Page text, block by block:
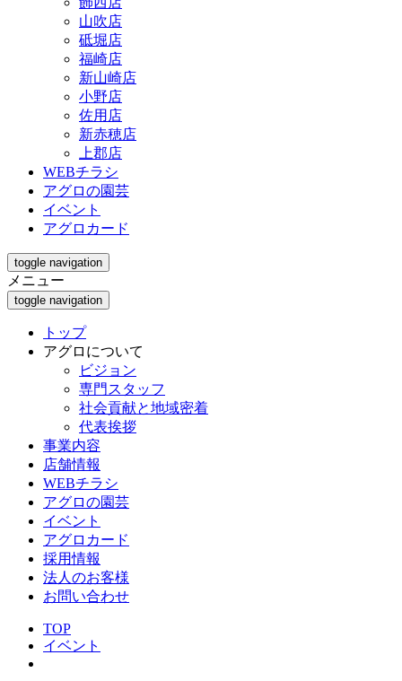
山吹店
砥堀店
福崎店
新山崎店
小野店
佐用店
新赤穂店
上郡店
WEBチラシ
アグロの園芸
イベント
アグロカード
toggle navigation
メニュー
toggle navigation
トップ
アグロについて
ビジョン
専門スタッフ
社会貢献と地域密着
代表挨拶
事業内容
店舗情報
WEBチラシ
アグロの園芸
イベント
アグロカード
採用情報
法人のお客様
お問い合わせ
TOP
イベント